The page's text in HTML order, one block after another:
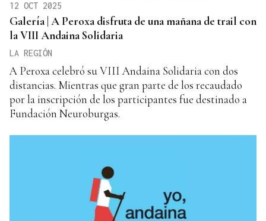
12 OCT 2025
Galería | A Peroxa disfruta de una mañana de trail con
la VIII Andaina Solidaria
LA REGIÓN
A Peroxa celebró su VIII Andaina Solidaria con dos
distancias. Mientras que gran parte de los recaudado
por la inscripción de los participantes fue destinado a
Fundación Neuroburgas.